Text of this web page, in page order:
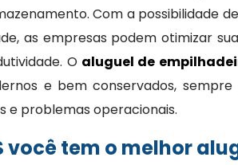
Com a possibilidade
as empresas podem otimizar
O aluguel de
e bem conservados,
e problemas operacionais.
você tem o melhor